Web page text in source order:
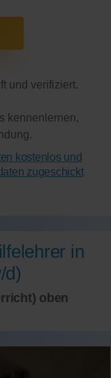
und verifiziert.
kennenlernen,
kostenlos und
zugeschickt
in
d)
oben